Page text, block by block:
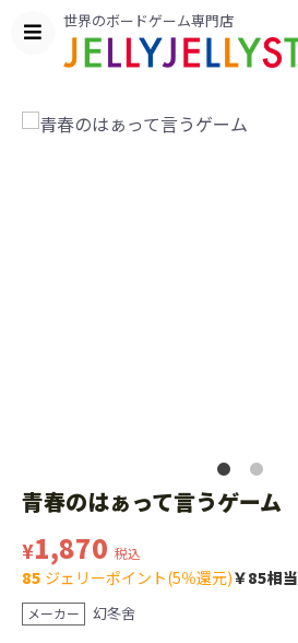
世界のボードゲーム専門店
青春のはぁって言うゲーム
¥1,870 税込
85 ジェリーポイント(5％還元)￥85相当
メーカー 幻冬舍